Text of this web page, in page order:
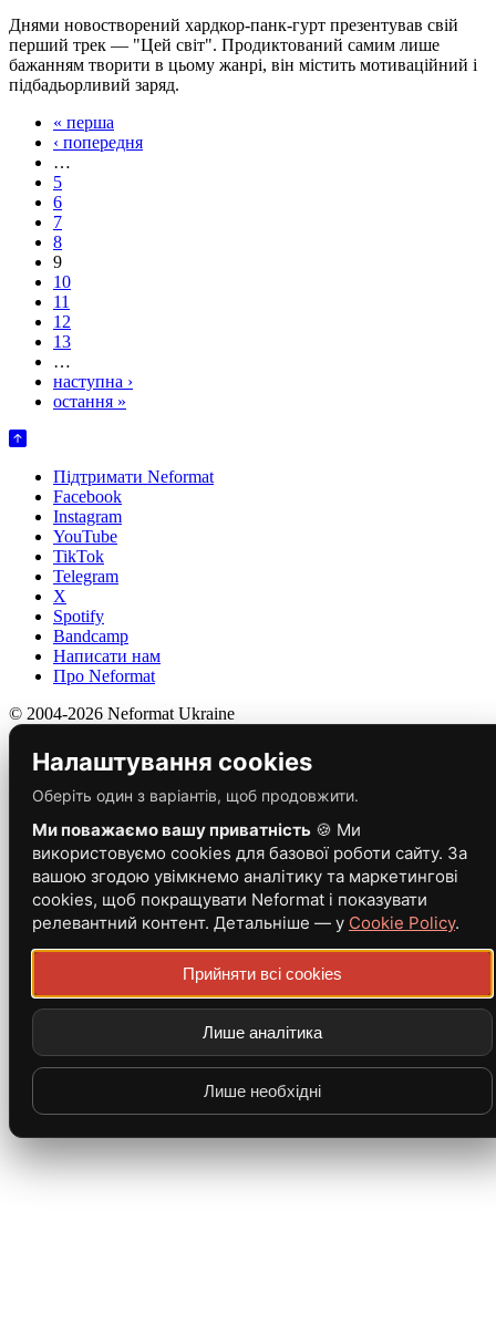
Днями новостворений хардкор-панк-гурт презентував свій
перший трек — "Цей світ". Продиктований самим лише
бажанням творити в цьому жанрі, він містить мотиваційний і
підбадьорливий заряд.
« перша
‹ попередня
…
5
6
7
8
9
10
11
12
13
…
наступна ›
остання »
Підтримати Neformat
Facebook
Instagram
YouTube
TikTok
Telegram
X
Spotify
Bandcamp
Написати нам
Про Neformat
© 2004-2026 Neformat Ukraine
Налаштування cookies
Оберіть один з варіантів, щоб продовжити.
Ми поважаємо вашу приватність 🍪 Ми
використовуємо cookies для базової роботи сайту. За
вашою згодою увімкнемо аналітику та маркетингові
cookies, щоб покращувати Neformat і показувати
релевантний контент. Детальніше — у Cookie Policy.
Прийняти всі cookies
Лише аналітика
Лише необхідні